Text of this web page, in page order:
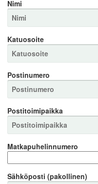
Nimi
Katuosoite
Postinumero
Postitoimipaikka
Matkapuhelinnumero
Sähköposti (pakollinen)